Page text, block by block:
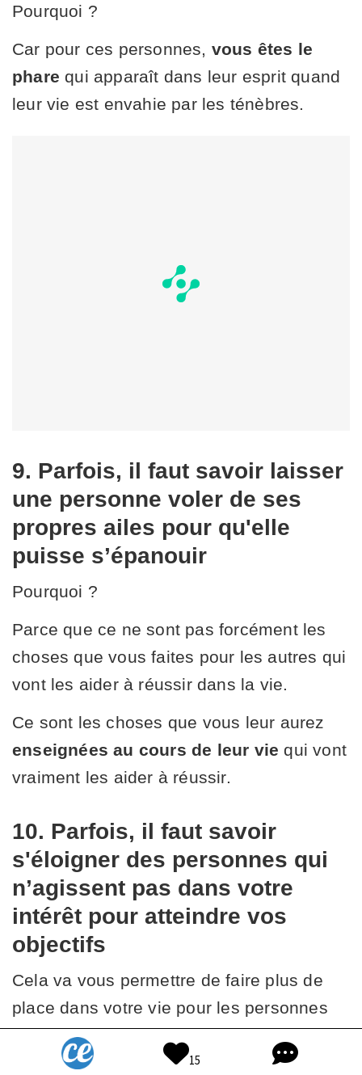
Pourquoi ?
Car pour ces personnes, vous êtes le
phare qui apparaît dans leur esprit quand
leur vie est envahie par les ténèbres.
9. Parfois, il faut savoir laisser
une personne voler de ses
propres ailes pour qu'elle
puisse s’épanouir
Pourquoi ?
Parce que ce ne sont pas forcément les
choses que vous faites pour les autres qui
vont les aider à réussir dans la vie.
Ce sont les choses que vous leur aurez
enseignées au cours de leur vie qui vont
vraiment les aider à réussir.
10. Parfois, il faut savoir
s'éloigner des personnes qui
n’agissent pas dans votre
intérêt pour atteindre vos
objectifs
Cela va vous permettre de faire plus de
place dans votre vie pour les personnes
qui vous soutiennent vraiment.
15